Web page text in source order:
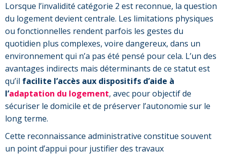
Lorsque l’invalidité catégorie 2 est reconnue, la question
du logement devient centrale. Les limitations physiques
ou fonctionnelles rendent parfois les gestes du
quotidien plus complexes, voire dangereux, dans un
environnement qui n’a pas été pensé pour cela. L’un des
avantages indirects mais déterminants de ce statut est
qu’il facilite l’accès aux dispositifs d’aide à
l’adaptation du logement, avec pour objectif de
sécuriser le domicile et de préserver l’autonomie sur le
long terme.
Cette reconnaissance administrative constitue souvent
un point d’appui pour justifier des travaux